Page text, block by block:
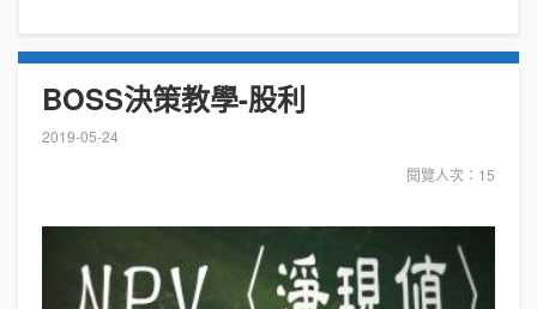
BOSS決策教學-股利
2019-05-24
閱覽人次：15